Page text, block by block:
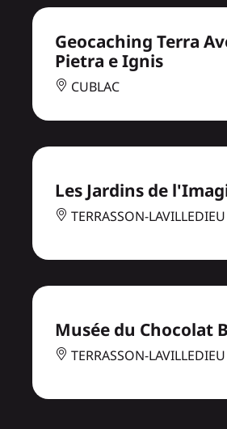
Geocaching Terra
Pietra e Ignis
CUBLAC
Les Jardins de
TERRASSON-LAVILLEDIEU
Musée du Chocolat
TERRASSON-LAVILLEDIEU